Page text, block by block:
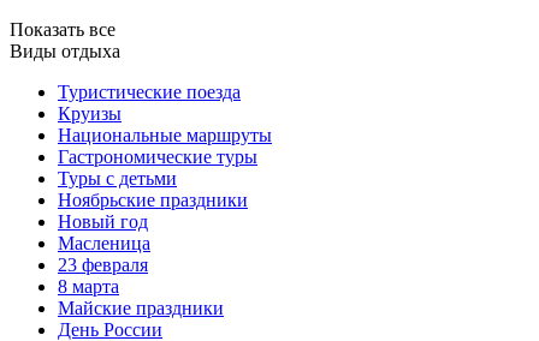
Показать все
Виды отдыха
Туристические поезда
Круизы
Национальные маршруты
Гастрономические туры
Туры с детьми
Ноябрьские праздники
Новый год
Масленица
23 февраля
8 марта
Майские праздники
День России